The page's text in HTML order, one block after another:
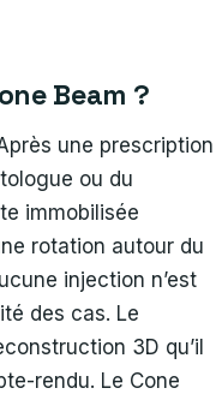
Beam ?
une prescription
ou du
immobilisée
rotation autour du
injection n’est
des cas. Le
3D qu’il
rendu. Le Cone